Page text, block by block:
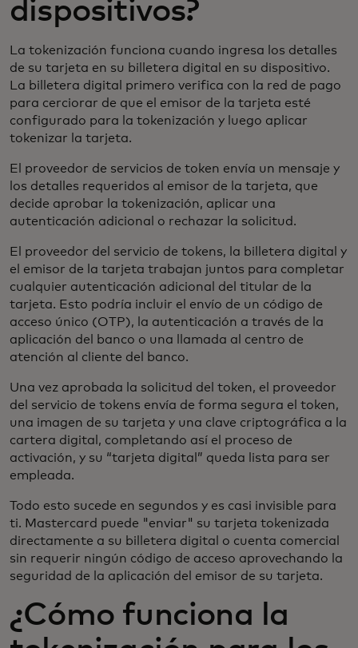
dispositivos?
La tokenización funciona cuando ingresa los detalles
de su tarjeta en su billetera digital en su dispositivo.
La billetera digital primero verifica con la red de pago
para cerciorar de que el emisor de la tarjeta esté
configurado para la tokenización y luego aplicar
tokenizar la tarjeta.
El proveedor de servicios de token envía un mensaje y
los detalles requeridos al emisor de la tarjeta, que
decide aprobar la tokenización, aplicar una
autenticación adicional o rechazar la solicitud.
El proveedor del servicio de tokens, la billetera digital y
el emisor de la tarjeta trabajan juntos para completar
cualquier autenticación adicional del titular de la
tarjeta. Esto podría incluir el envío de un código de
acceso único (OTP), la autenticación a través de la
aplicación del banco o una llamada al centro de
atención al cliente del banco.
Una vez aprobada la solicitud del token, el proveedor
del servicio de tokens envía de forma segura el token,
una imagen de su tarjeta y una clave criptográfica a la
cartera digital, completando así el proceso de
activación, y su “tarjeta digital” queda lista para ser
empleada.
Todo esto sucede en segundos y es casi invisible para
ti. Mastercard puede "enviar" su tarjeta tokenizada
directamente a su billetera digital o cuenta comercial
sin requerir ningún código de acceso aprovechando la
seguridad de la aplicación del emisor de su tarjeta.
¿Cómo funciona la